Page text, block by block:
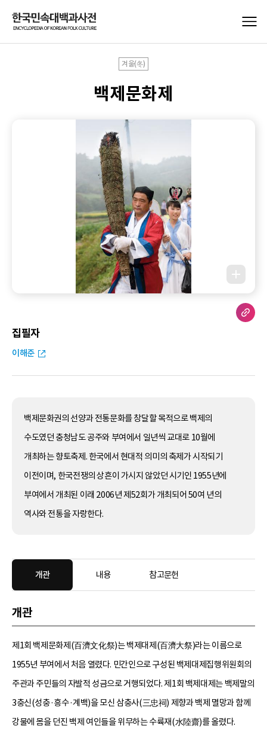
겨울(冬)
백제문화제
집필자
이해준
백제문화권의 선양과 전통문화를 창달할 목적으로 백제의
수도였던 충청남도 공주와 부여에서 일년씩 교대로 10월에
개최하는 향토축제. 한국에서 현대적 의미의 축제가 시작되기
이전이며, 한국전쟁의 상흔이 가시지 않았던 시기인 1955년에
부여에서 개최된 이래 2006년 제52회가 개최되어 50여 년의
역사와 전통을 자랑한다.
개관 내용 참고문헌
개관
제1회 백제문화제(百濟文化祭)는 백제대제(百濟大祭)라는 이름으로
1955년 부여에서 처음 열렸다. 민간인으로 구성된 백제대제집행위원회의
주관과 주민들의 자발적 성금으로 거행되었다. 제1회 백제대제는 백제말의
3충신(성충·흥수·계백)을 모신 삼충사(三忠祠) 제향과 백제 멸망과 함께
강물에 몸을 던진 백제 여인들을 위무하는 수륙재(水陸齋)를 올렸다.